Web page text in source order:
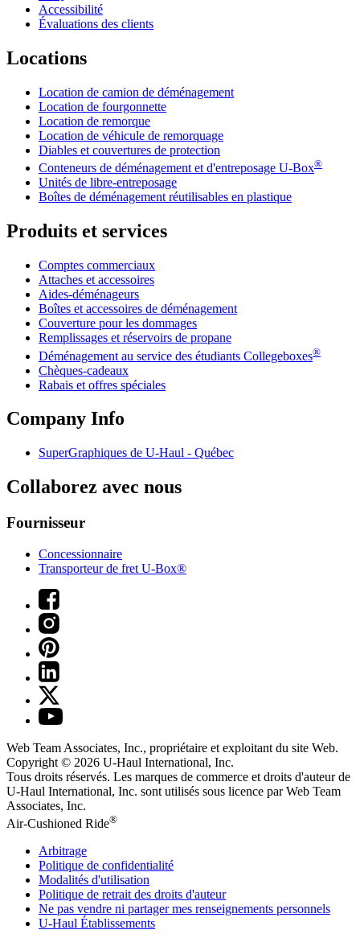
Accessibilité
Évaluations des clients
Locations
Location de camion de déménagement
Location de fourgonnette
Location de remorque
Location de véhicule de remorquage
Diables et couvertures de protection
Conteneurs de déménagement et d'entreposage U-Box®
Unités de libre-entreposage
Boîtes de déménagement réutilisables en plastique
Produits et services
Comptes commerciaux
Attaches et accessoires
Aides-déménageurs
Boîtes et accessoires de déménagement
Couverture pour les dommages
Remplissages et réservoirs de propane
Déménagement au service des étudiants Collegeboxes®
Chèques-cadeaux
Rabais et offres spéciales
Company Info
SuperGraphiques de U-Haul - Québec
Collaborez avec nous
Fournisseur
Concessionnaire
Transporteur de fret U-Box®
Web Team Associates, Inc., propriétaire et exploitant du site Web.
Copyright © 2026 U-Haul International, Inc.
Tous droits réservés. Les marques de commerce et droits d'auteur de
U-Haul International, Inc. sont utilisés sous licence par Web Team
Associates, Inc.
Air-Cushioned Ride®
Arbitrage
Politique de confidentialité
Modalités d'utilisation
Politique de retrait des droits d'auteur
Ne pas vendre ni partager mes renseignements personnels
U-Haul Établissements